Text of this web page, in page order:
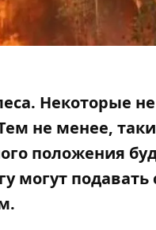
Некоторые
не менее,
положения
могут